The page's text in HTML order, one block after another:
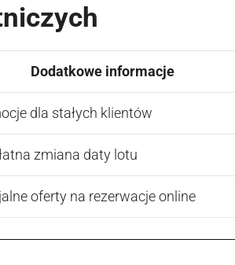
Dodatkowe informacje
dla stałych klientów
zmiana daty lotu
oferty na rezerwacje online